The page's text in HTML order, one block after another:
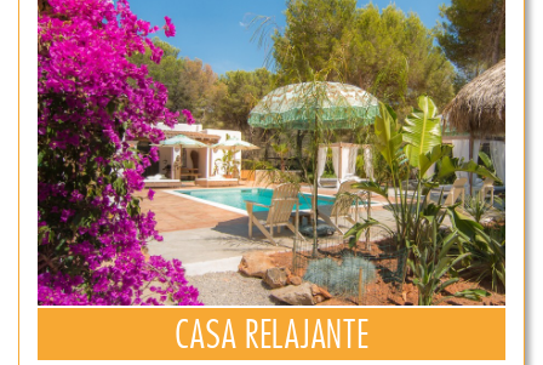
CASA RELAJANTE